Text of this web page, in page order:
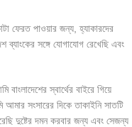
ফেরত পাওয়ার জন্য, হ্যাকারদের
ব্যাংকের সঙ্গে যোগাযোগ রেখেছি এবং
স্বার্থের বাইরে গিয়ে
সংসারের দিকে তাকাইনি সাতটি
দুষ্টের দমন করবার জন্য এবং সেজন্য